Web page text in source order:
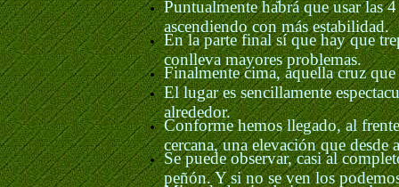
Puntualmente habrá que usar las
ascendiendo con más estabilidad.
En la parte final sí que hay que
conlleva mayores problemas.
Finalmente cima, aquella cruz
El lugar es sencillamente
alrededor.
Conforme hemos llegado, al
cercana, una elevación que desde
Se puede observar, casi al
peñón. Y si no se ven los